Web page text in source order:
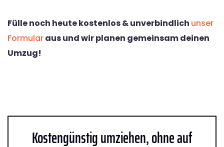
Fülle noch heute kostenlos & unverbindlich unser
Formularaus und wir planen gemeinsam deinen
Umzug!
Kostengünstig umziehen, ohne auf